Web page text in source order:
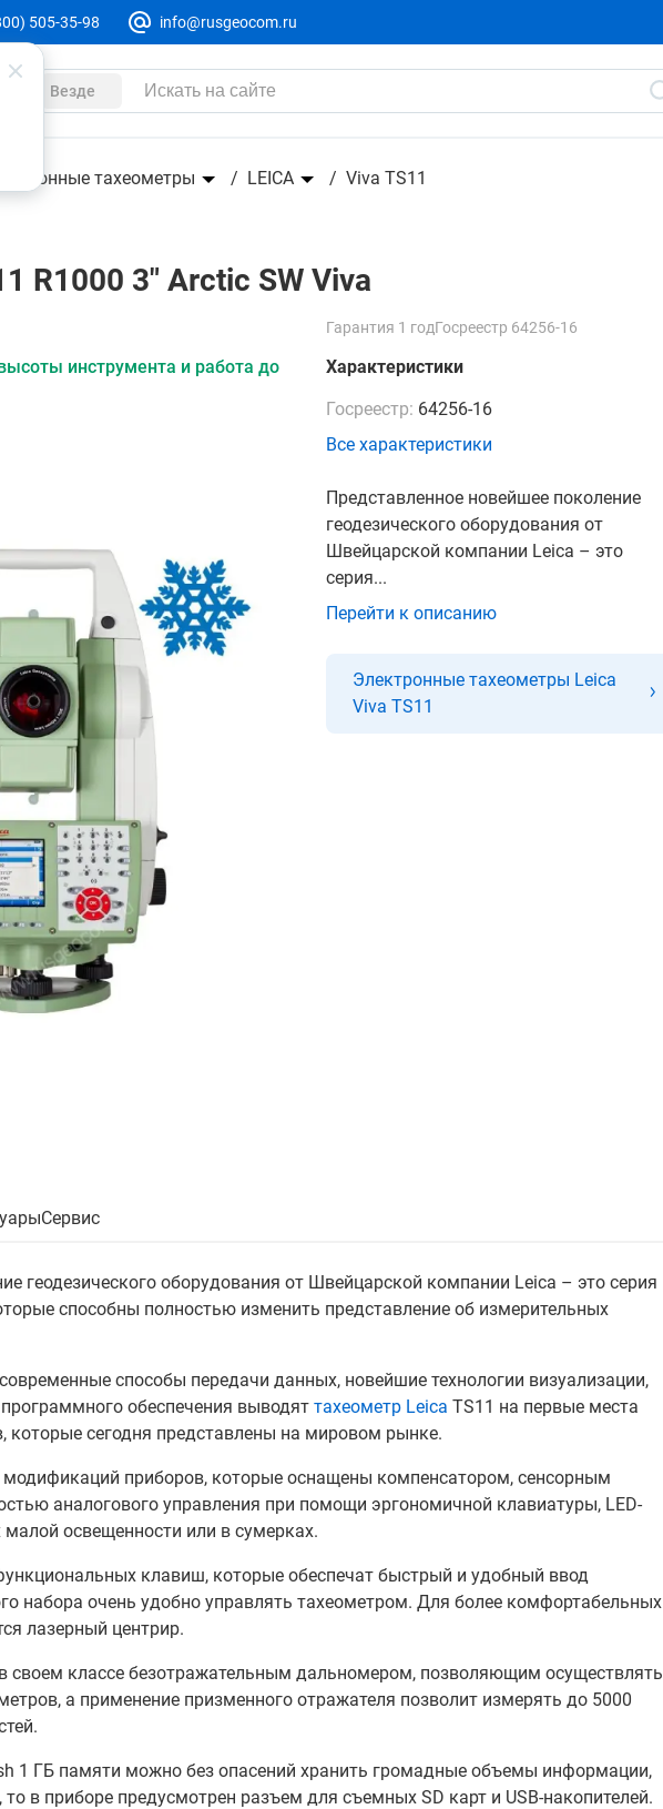
505-35-98 info@rusgeocom.ru
Везде
тахеометры LEICA Viva TS11
R1000 3" Arctic SW Viva
Гарантия 1 годГосреестр 64256-16
инструмента и работа до
Характеристики
Госреестр: 64256-16
Все характеристики
Представленное новейшее поколение
геодезического оборудования от
Швейцарской компании Leica – это
серия...
Перейти к описанию
Электронные тахеометры Leica
Viva TS11
Сервис
SW Viva
геодезического оборудования от Швейцарской компании Leica – это серия
способны полностью изменить представление об измерительных
способы передачи данных, новейшие технологии визуализации,
обеспечения выводят тахеометр Leica TS11 на первые места
которые сегодня представлены на мировом рынке.
модификаций приборов, которые оснащены компенсатором, сенсорным
аналогового управления при помощи эргономичной клавиатуры, LED-
освещенности или в сумерках.
клавиш, которые обеспечат быстрый и удобный ввод
набора очень удобно управлять тахеометром. Для более комфортабельных
лазерный центрир.
своем классе безотражательным дальномером, позволяющим осуществлять
а применение призменного отражателя позволит измерять до 5000
1 ГБ памяти можно без опасений хранить громадные объемы информации,
то в приборе предусмотрен разъем для съемных SD карт и USB-накопителей.